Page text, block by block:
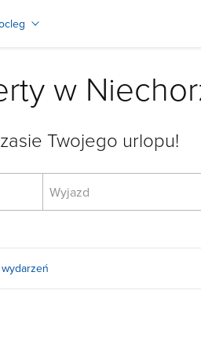
w
Twojego urlopu!